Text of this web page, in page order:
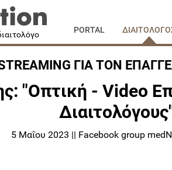
PORTAL
ΓΙΑ ΤΟΝ
"Οπτική - Video
5 Μαΐου 2023 || Facebook group